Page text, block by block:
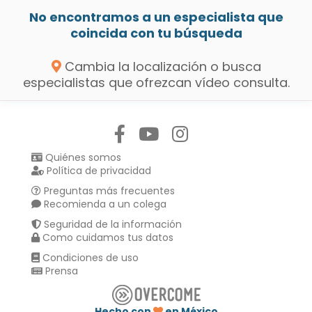
No encontramos a un especialista que
coincida con tu búsqueda
Cambia la localización o busca
especialistas que ofrezcan vídeo consulta.
Quiénes somos
Política de privacidad
Preguntas más frecuentes
Recomienda a un colega
Seguridad de la información
Como cuidamos tus datos
Condiciones de uso
Prensa